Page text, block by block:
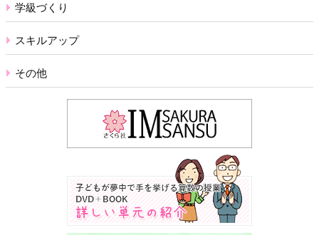
学級づくり
スキルアップ
その他